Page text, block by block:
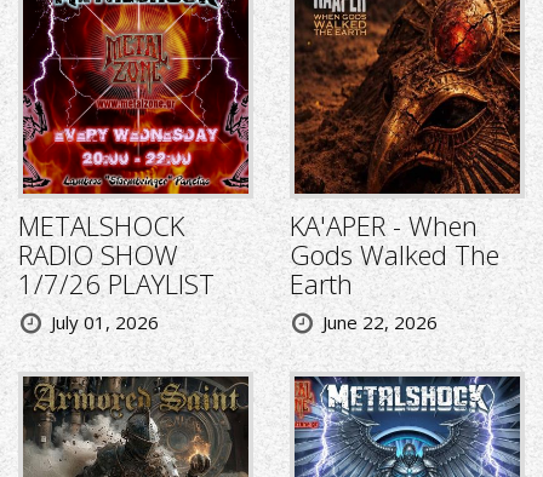
METALSHOCK
RADIO SHOW
1/7/26 PLAYLIST
July 01, 2026
KA'APER - When
Gods Walked The
Earth
June 22, 2026